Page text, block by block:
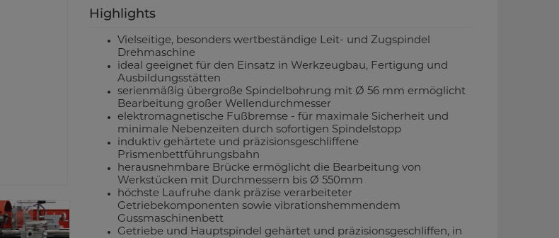
Highlights
Vielseitige, besonders wertbeständige Leit- und Zugspindel
Drehmaschine
ideal geeignet für den Einsatz in Werkzeugbau, Fertigung und
Ausbildungsstätten
serienmäßig übergroße Spindelbohrung mit Ø 56 mm ermöglicht
Bearbeitung großer Wellendurchmesser
elektromagnetische Fußbremse - für maximale Sicherheit und
minimale Nebenzeiten durch sofortigen Spindelstopp
induktiv gehärtete und präzisionsgeschliffene
Prismenbettführungsbahn
herausnehmbare Brücke ermöglicht die Bearbeitung von
Werkstücken mit Durchmessern bis Ø 550mm
höchste Laufruhe dank präzise verarbeiteter
Getriebekomponenten sowie vibrationshemmendem
Gussmaschinenbett
Getriebe und Hauptspindel gehärtet und präzisionsgeschliffen, in